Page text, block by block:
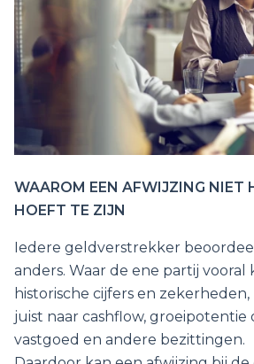
WAAROM EEN AFWIJZING NIET
HOEFT TE ZIJN
Iedere geldverstrekker
anders. Waar de ene partij vooral
historische cijfers en
juist naar cashflow, groeipotentie
vastgoed en andere bezittingen.